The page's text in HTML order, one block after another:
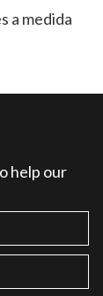
a medida
help our